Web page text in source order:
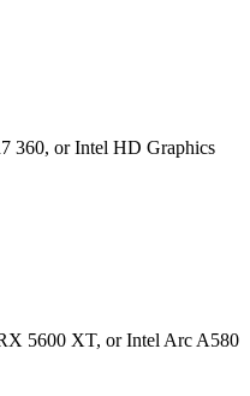
360, or Intel HD Graphics
5600 XT, or Intel Arc A580